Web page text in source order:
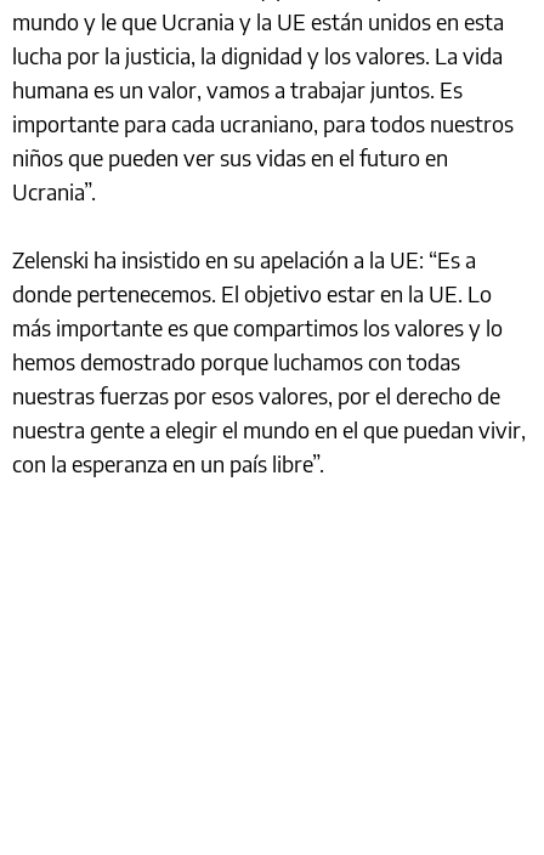
mundo y le que Ucrania y la UE están unidos en esta
lucha por la justicia, la dignidad y los valores. La vida
humana es un valor, vamos a trabajar juntos. Es
importante para cada ucraniano, para todos nuestros
niños que pueden ver sus vidas en el futuro en
Ucrania”.
Zelenski ha insistido en su apelación a la UE: “Es a
donde pertenecemos. El objetivo estar en la UE. Lo
más importante es que compartimos los valores y lo
hemos demostrado porque luchamos con todas
nuestras fuerzas por esos valores, por el derecho de
nuestra gente a elegir el mundo en el que puedan vivir,
con la esperanza en un país libre”.